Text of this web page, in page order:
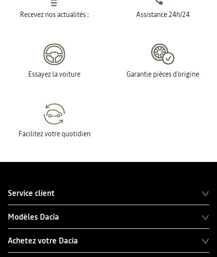
Recevez nos actualités : Assistance 24h/24
Essayez la voiture Garantie pièces d'origine
Facilitez votre quotidien
Service client
Modèles Dacia
Achetez votre Dacia